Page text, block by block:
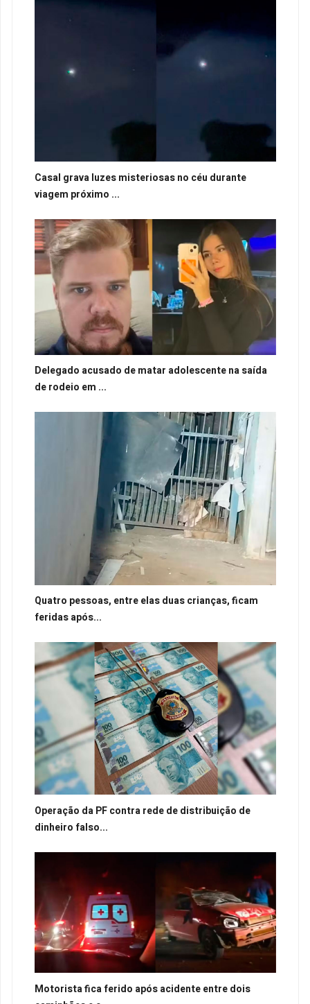
Casal grava luzes misteriosas no céu durante
viagem próximo ...
Delegado acusado de matar adolescente na saída
de rodeio em ...
Quatro pessoas, entre elas duas crianças, ficam
feridas após...
Operação da PF contra rede de distribuição de
dinheiro falso...
Motorista fica ferido após acidente entre dois